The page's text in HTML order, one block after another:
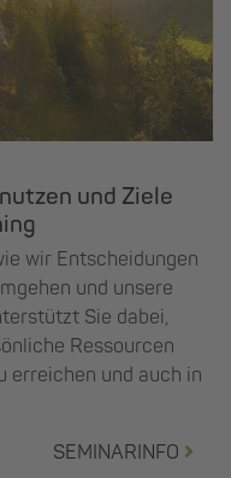
und Ziele
wir Entscheidungen
und unsere
Sie dabei,
Ressourcen
erreichen und auch in
SEMINARINFO